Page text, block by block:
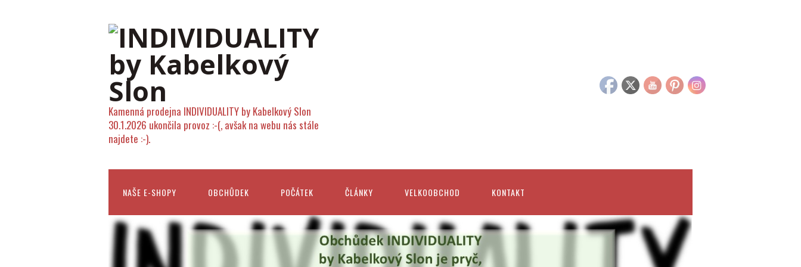
Kamenná prodejna INDIVIDUALITY by Kabelkový Slon
30.1.2026 ukončila provoz :-(, avšak na webu nás stále
najdete :-).
NAŠE E-SHOPY OBCHŮDEK POČÁTEK ČLÁNKY VELKOOBCHOD KONTAKT